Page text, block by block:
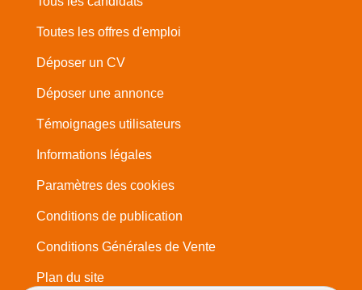
Toutes les offres d'emploi
Déposer un CV
Déposer une annonce
Témoignages utilisateurs
Informations légales
Paramètres des cookies
Conditions de publication
Conditions Générales de Vente
Plan du site